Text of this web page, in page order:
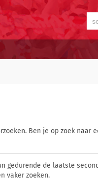
Ben je op zoek naar
gedurende de laatste
vaker zoeken.